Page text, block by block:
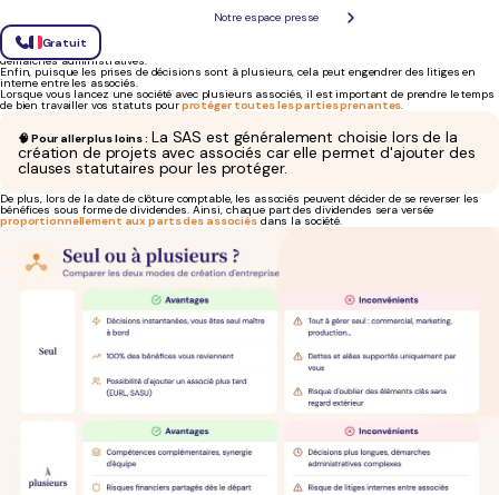
Notre espace presse
Gratuit
Concernant les inconvénients, les prises de décisions sont forcément plus
complexeslorsque l’on décide d’entreprendre avec des associés. En outre, la création et la
gestion de votre société sont plus
démarches administratives.
Enfin, puisque les prises de décisions sont à plusieurs, cela peut engendrer des litiges en
interne entre les associés.
Lorsque vous lancez une société avec plusieurs associés, il est important de prendre le temps
de bien travailler vos statuts pourprotéger toutes les parties prenantes.
🧠 Pour aller plus loins : La SAS est généralement choisie lors de la
création de projets avec associés car elle permet d'ajouter des
clauses statutaires pour les protéger.
De plus, lors de la date de clôture comptable, les associés peuvent décider de se reverser les
bénéfices sous forme de dividendes. Ainsi, chaque part des dividendes sera versée
proportionnellement aux parts des associésdans la société.